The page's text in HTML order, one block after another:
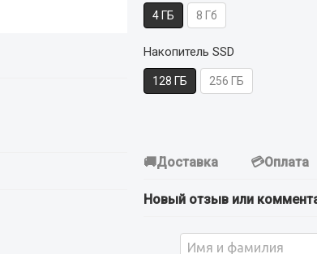
4 ГБ 8 Гб
Накопитель SSD
128 ГБ 256 ГБ
Доставка Оплата
Новый отзыв или